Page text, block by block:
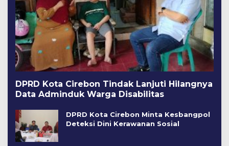
DPRD Kota Cirebon Tindak Lanjuti Hilangnya
Data Adminduk Warga Disabilitas
DPRD Kota Cirebon Minta Kesbangpol
Deteksi Dini Kerawanan Sosial